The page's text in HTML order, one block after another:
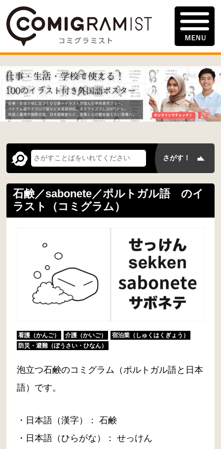
石鹸／sabonete／ポルトガル語 のイ
ラスト（コミグラム）
看護（かんご） 介護（かいご）
宿泊業（しゅくはくぎょう）
防災・避難（ぼうさい・ひなん）
泡立つ石鹸のコミグラム（ポルトガル語と日本
語）です。
・日本語（漢字）： 石鹸
・日本語（ひらがな）： せっけん